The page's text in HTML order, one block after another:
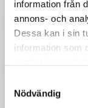
information från
annons- och
Dessa kan i sin
information som
Nödvändig
Gungdjur,